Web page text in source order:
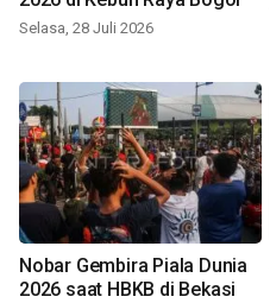
Selasa, 28 Juli 2026
Nobar Gembira Piala Dunia
2026 saat HBKB di Bekasi